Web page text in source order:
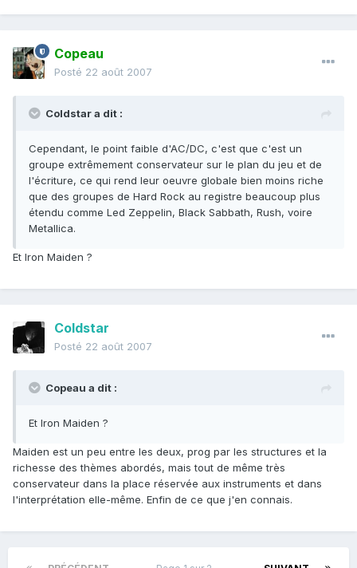
Copeau
Posté 22 août 2007
Coldstar a dit :
Cependant, le point faible d'AC/DC, c'est que c'est un
groupe extrêmement conservateur sur le plan du jeu et de
l'écriture, ce qui rend leur oeuvre globale bien moins riche
que des groupes de Hard Rock au registre beaucoup plus
étendu comme Led Zeppelin, Black Sabbath, Rush, voire
Metallica.
Et Iron Maiden ?
Coldstar
Posté 22 août 2007
Copeau a dit :
Et Iron Maiden ?
Maiden est un peu entre les deux, prog par les structures et la
richesse des thèmes abordés, mais tout de même très
conservateur dans la place réservée aux instruments et dans
l'interprétation elle-même. Enfin de ce que j'en connais.